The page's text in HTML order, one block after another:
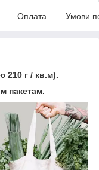
Оплата Умови
210 г / кв.м).
пакетам.